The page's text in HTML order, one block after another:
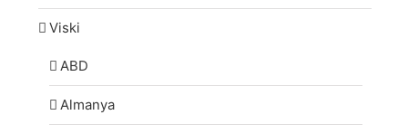
Viski
ABD
Almanya